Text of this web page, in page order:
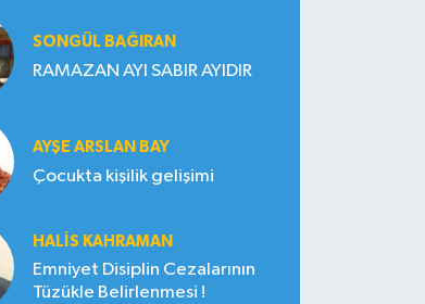
SONGÜL BAĞIRAN
RAMAZAN AYI SABIR AYIDIR
AYŞE ARSLAN BAY
Çocukta kişilik gelişimi
HALIS KAHRAMAN
Emniyet Disiplin Cezalarının
Tüzükle Belirlenmesi !